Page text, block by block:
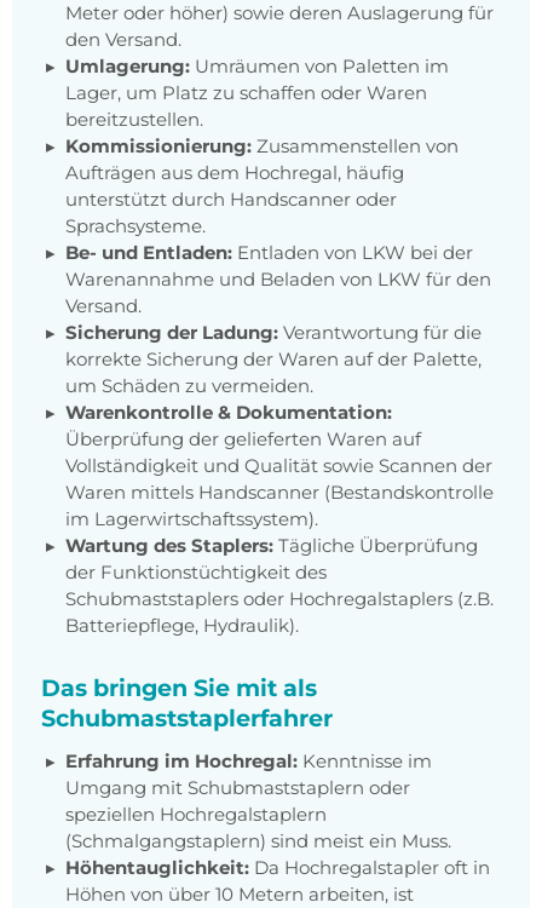
Meter oder höher) sowie deren Auslagerung für
den Versand.
Umlagerung: Umräumen von Paletten im
Lager, um Platz zu schaffen oder Waren
bereitzustellen.
Kommissionierung: Zusammenstellen von
Aufträgen aus dem Hochregal, häufig
unterstützt durch Handscanner oder
Sprachsysteme.
Be- und Entladen: Entladen von LKW bei der
Warenannahme und Beladen von LKW für den
Versand.
Sicherung der Ladung: Verantwortung für die
korrekte Sicherung der Waren auf der Palette,
um Schäden zu vermeiden.
Warenkontrolle & Dokumentation:
Überprüfung der gelieferten Waren auf
Vollständigkeit und Qualität sowie Scannen der
Waren mittels Handscanner (Bestandskontrolle
im Lagerwirtschaftssystem).
Wartung des Staplers: Tägliche Überprüfung
der Funktionstüchtigkeit des
Schubmaststaplers oder Hochregalstaplers (z.B.
Batteriepflege, Hydraulik).
Das bringen Sie mit als
Schubmaststaplerfahrer
Erfahrung im Hochregal: Kenntnisse im
Umgang mit Schubmaststaplern oder
speziellen Hochregalstaplern
(Schmalgangstaplern) sind meist ein Muss.
Höhentauglichkeit: Da Hochregalstapler oft in
Höhen von über 10 Metern arbeiten, ist